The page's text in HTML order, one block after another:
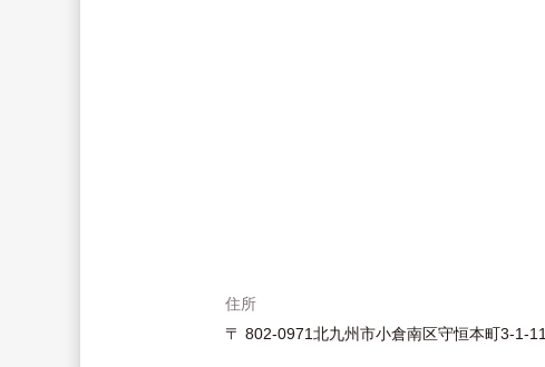
住所
〒 802-0971北九州市小倉南区守恒本町3-1-11